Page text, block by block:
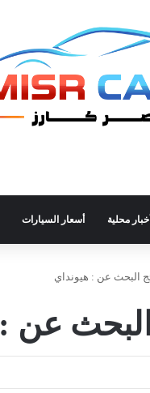
أخبار محلية أسعار السيارات
البحث عن : هيونداي
البحث عن :